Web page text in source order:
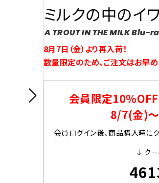
ミルクの中のイ
A TROUT IN THE MILK Blu-
8月7日（金）より再入荷！
数量限定のため、ご注文はお早め
会員限定10％OFF
8/7(金)
会員ログイン後、商品購入時に
↓ クー